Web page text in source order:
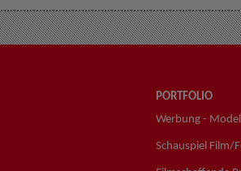
PORTFOLIO
Werbung -
Schauspiel Film/